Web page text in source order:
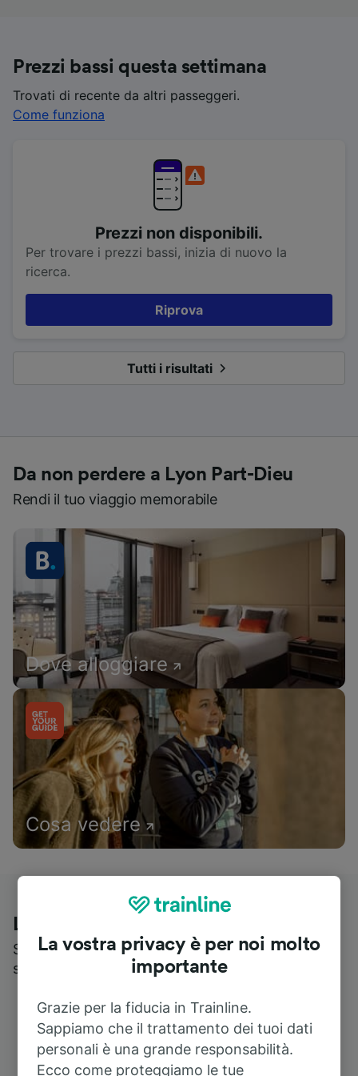
Prezzi bassi questa settimana
Trovati di recente da altri passeggeri.
Come funziona
Prezzi non disponibili.
Per trovare i prezzi bassi, inizia di nuovo la
ricerca.
Riprova
Tutti i risultati
Da non perdere a Lyon Part-Dieu
Rendi il tuo viaggio memorabile
Dove alloggiare
Cosa vedere
Le recensioni dei nostri viaggiatori
Scopri cosa pensa realmente chi utilizza i nostri
servizi
La vostra privacy è per noi molto
importante
Grazie per la fiducia in Trainline.
Sappiamo che il trattamento dei tuoi dati
personali è una grande responsabilità.
Ecco come proteggiamo le tue